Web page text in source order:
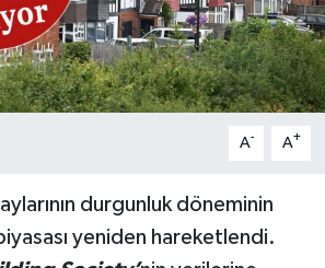
A- A+
durgunluk döneminin
yeniden hareketlendi.